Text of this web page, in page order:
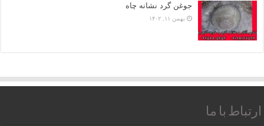
جوغن گرد نشانه چاه
بهمن ۱۱, ۱۴۰۲
ارتباط با ما